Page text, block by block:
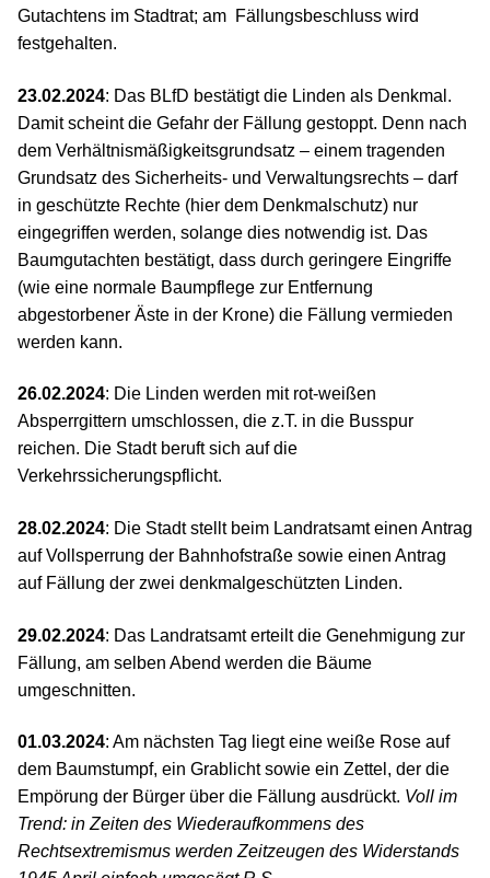
Gutachtens im Stadtrat; am Fällungsbeschluss wird
festgehalten.
23.02.2024: Das BLfD bestätigt die Linden als Denkmal.
Damit scheint die Gefahr der Fällung gestoppt. Denn nach
dem Verhältnismäßigkeitsgrundsatz – einem tragenden
Grundsatz des Sicherheits- und Verwaltungsrechts – darf
in geschützte Rechte (hier dem Denkmalschutz) nur
eingegriffen werden, solange dies notwendig ist. Das
Baumgutachten bestätigt, dass durch geringere Eingriffe
(wie eine normale Baumpflege zur Entfernung
abgestorbener Äste in der Krone) die Fällung vermieden
werden kann.
26.02.2024: Die Linden werden mit rot-weißen
Absperrgittern umschlossen, die z.T. in die Busspur
reichen. Die Stadt beruft sich auf die
Verkehrssicherungspflicht.
28.02.2024: Die Stadt stellt beim Landratsamt einen Antrag
auf Vollsperrung der Bahnhofstraße sowie einen Antrag
auf Fällung der zwei denkmalgeschützten Linden.
29.02.2024: Das Landratsamt erteilt die Genehmigung zur
Fällung, am selben Abend werden die Bäume
umgeschnitten.
01.03.2024: Am nächsten Tag liegt eine weiße Rose auf
dem Baumstumpf, ein Grablicht sowie ein Zettel, der die
Empörung der Bürger über die Fällung ausdrückt. Voll im
Trend: in Zeiten des Wiederaufkommens des
Rechtsextremismus werden Zeitzeugen des Widerstands